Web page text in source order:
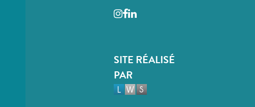
Instagram
Facebook
LinkedIn
SITE RÉALISÉ
PAR